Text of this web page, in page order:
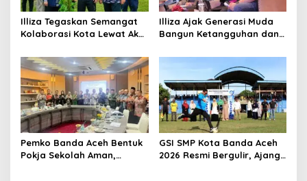
Illiza Tegaskan Semangat
Kolaborasi Kota Lewat Aksi
APEKSI
Illiza Ajak Generasi Muda
Bangun Ketangguhan dan
Bencana
Pemko Banda Aceh Bentuk
Pokja Sekolah Aman,
GSI SMP Kota Banda Aceh
2026 Resmi Bergulir, Ajang